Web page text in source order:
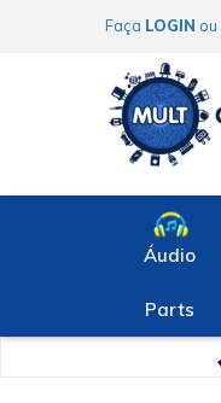
Faça LOGIN ou
Áudio
Parts